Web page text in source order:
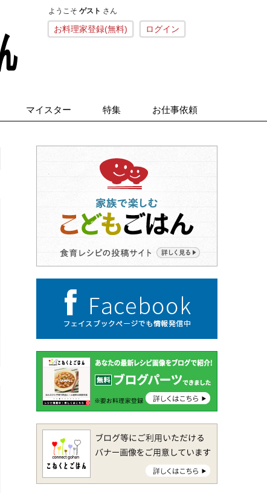
こねくとごはん
ようこそ ゲスト さん
お料理家登録(無料) ログイン
マイスター 特集 お仕事依頼